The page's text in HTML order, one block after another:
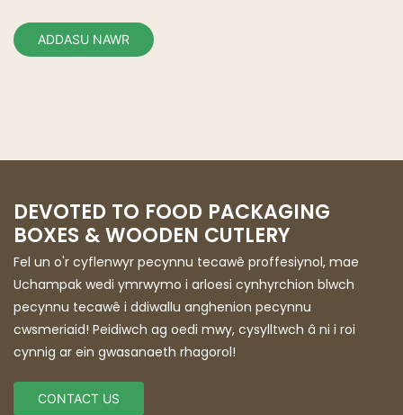
ADDASU NAWR
DEVOTED TO FOOD PACKAGING
BOXES & WOODEN CUTLERY
Fel un o'r cyflenwyr pecynnu tecawê proffesiynol, mae
Uchampak wedi ymrwymo i arloesi cynhyrchion blwch
pecynnu tecawê i ddiwallu anghenion pecynnu
cwsmeriaid! Peidiwch ag oedi mwy, cysylltwch â ni i roi
cynnig ar ein gwasanaeth rhagorol!
CONTACT US